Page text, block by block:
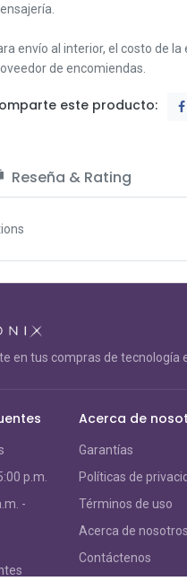
envío al interior, el costo de
de encomiendas.
este producto:
Reseña & Rating
tus compras de tecnología
p.m.
-
Acerca de
Garantías
Políticas de
Términos de uso
Acerca de nosotros
Contáctenos